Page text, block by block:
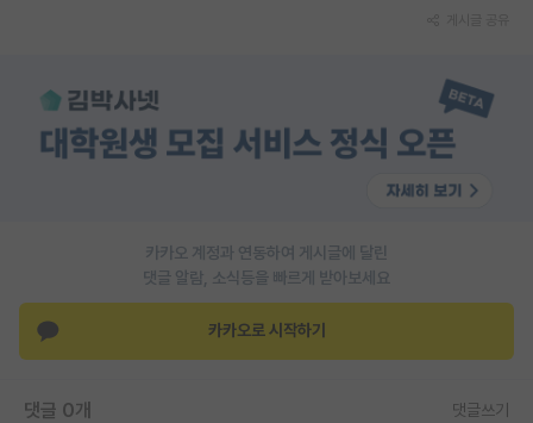
카카오 계정과 연동하여 게시글에 달린
댓글 알람, 소식등을 빠르게 받아보세요
카카오로 시작하기
댓글 0개 댓글쓰기